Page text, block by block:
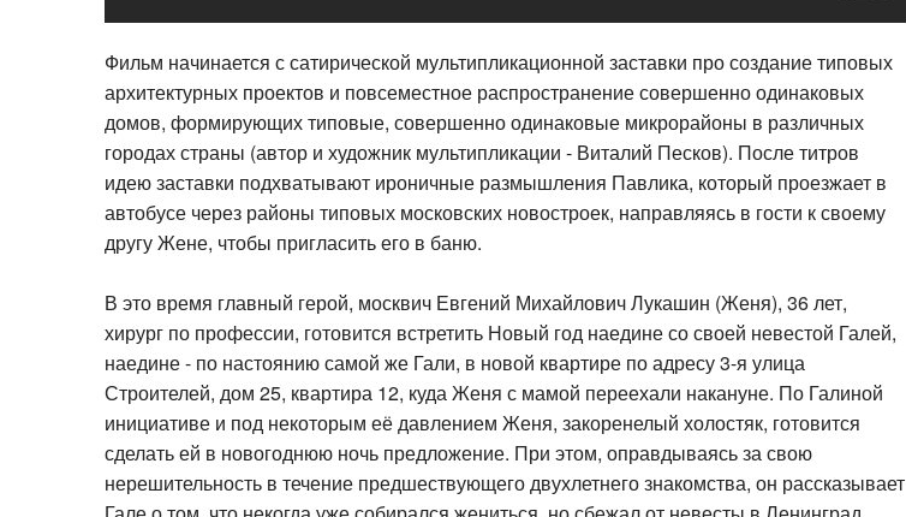
Фильм начинается с сатирической мультипликационной заставки про создание типовых
архитектурных проектов и повсеместное распространение совершенно одинаковых
домов, формирующих типовые, совершенно одинаковые микрорайоны в различных
городах страны (автор и художник мультипликации - Виталий Песков). После титров
идею заставки подхватывают ироничные размышления Павлика, который проезжает в
автобусе через районы типовых московских новостроек, направляясь в гости к своему
другу Жене, чтобы пригласить его в баню.
В это время главный герой, москвич Евгений Михайлович Лукашин (Женя), 36 лет,
хирург по профессии, готовится встретить Новый год наедине со своей невестой Галей,
наедине - по настоянию самой же Гали, в новой квартире по адресу 3-я улица
Строителей, дом 25, квартира 12, куда Женя с мамой переехали накануне. По Галиной
инициативе и под некоторым её давлением Женя, закоренелый холостяк, готовится
сделать ей в новогоднюю ночь предложение. При этом, оправдываясь за свою
нерешительность в течение предшествующего двухлетнего знакомства, он рассказывает
Гале о том, что некогда уже собирался жениться, но сбежал от невесты в Ленинград.